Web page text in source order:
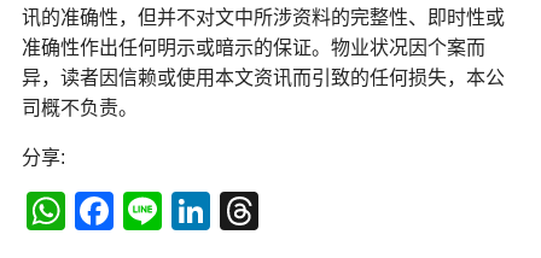
讯的准确性，但并不对文中所涉资料的完整性、即时性或
准确性作出任何明示或暗示的保证。物业状况因个案而
异，读者因信赖或使用本文资讯而引致的任何损失，本公
司概不负责。
分享:
WhatsApp
Facebook
LineLinkedIn